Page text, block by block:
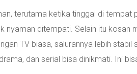
terutama ketika tinggal di tempat
nyaman ditempati. Selain itu kosan
TV biasa, salurannya lebih stabil
dan serial bisa dinikmati. Ini